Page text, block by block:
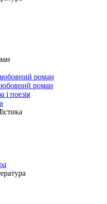
роман
роман
і поезія